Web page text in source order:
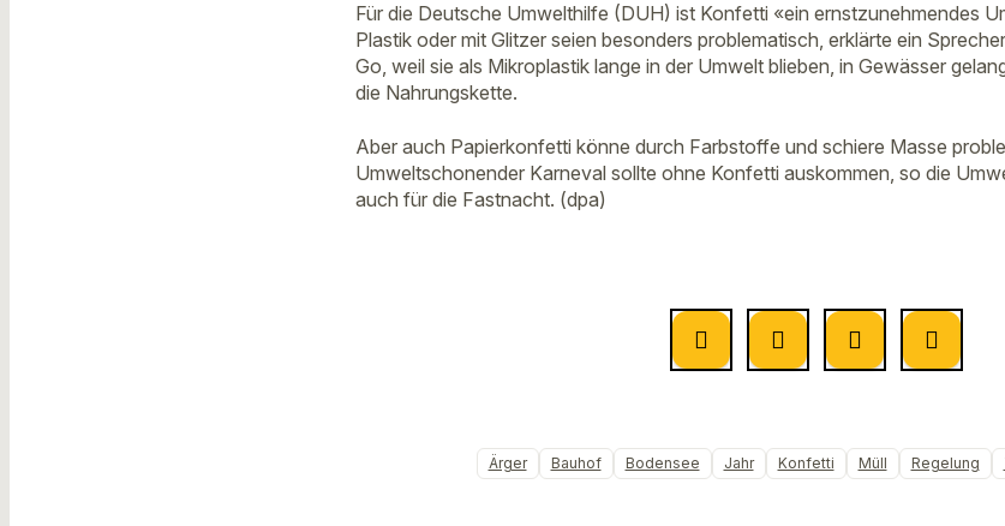
Für die Deutsche Umwelthilfe (DUH) ist Konfetti «ein ernstzunehmendes
Plastik oder mit Glitzer seien besonders problematisch, erklärte ein
Go, weil sie als Mikroplastik lange in der Umwelt blieben, in Gewässer
die Nahrungskette.
Aber auch Papierkonfetti könne durch Farbstoffe und schiere Masse
Umweltschonender Karneval sollte ohne Konfetti auskommen, so die
auch für die Fastnacht. (dpa)
Ärger Bauhof Bodensee Jahr Konfetti Müll Regelung